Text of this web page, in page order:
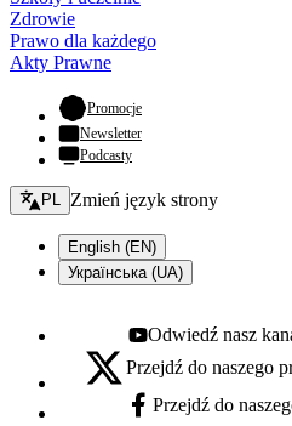
Zdrowie
Prawo dla każdego
Akty Prawne
Promocje- otwiera się w nowej karcie
Newsletter
Podcasty
Zmień język - bieżący:
PL Zmień język strony
English (EN)
Українська (UA)
Youtube - otwiera się w
Odwiedź nasz
X - otwiera się w nowej karcie
Przejdź do naszego
Facebook - otwiera się w
Przejdź do